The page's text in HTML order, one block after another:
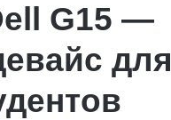
G15 —
для